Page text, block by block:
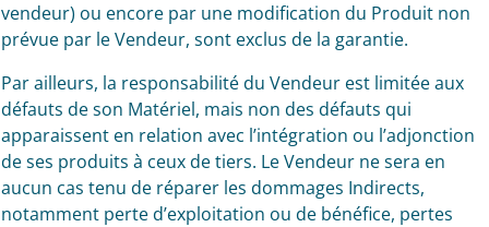
vendeur) ou encore par une modification du Produit non
prévue par le Vendeur, sont exclus de la garantie.
Par ailleurs, la responsabilité du Vendeur est limitée aux
défauts de son Matériel, mais non des défauts qui
apparaissent en relation avec l’intégration ou l’adjonction
de ses produits à ceux de tiers. Le Vendeur ne sera en
aucun cas tenu de réparer les dommages Indirects,
notamment perte d’exploitation ou de bénéfice, pertes